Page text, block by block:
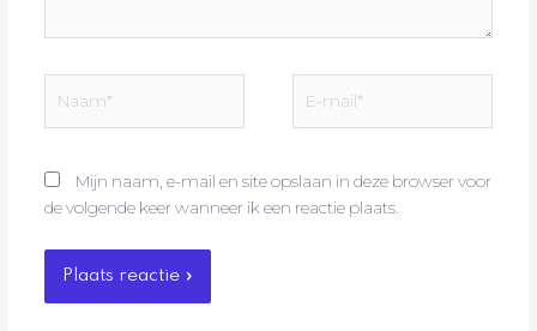
mail*
Mijn naam, e-mail en site opslaan in deze browser voor
de volgende keer wanneer ik een reactie plaats.